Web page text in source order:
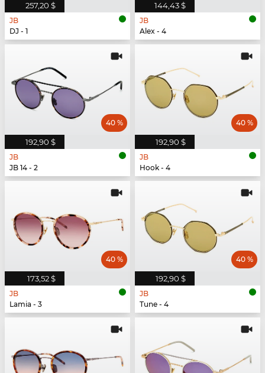
257,20 $
JB
DJ - 1
144,43 $
JB
Alex - 4
192,90 $
40 %
JB
JB 14 - 2
192,90 $
40 %
JB
Hook - 4
173,52 $
40 %
JB
Lamia - 3
192,90 $
40 %
JB
Tune - 4